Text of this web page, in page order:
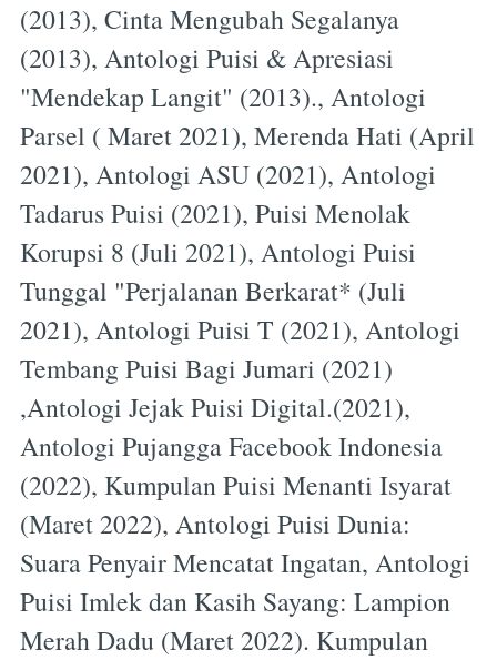
(2013), Cinta Mengubah Segalanya
(2013), Antologi Puisi & Apresiasi
"Mendekap Langit" (2013)., Antologi
Parsel ( Maret 2021), Merenda Hati (April
2021), Antologi ASU (2021), Antologi
Tadarus Puisi (2021), Puisi Menolak
Korupsi 8 (Juli 2021), Antologi Puisi
Tunggal "Perjalanan Berkarat* (Juli
2021), Antologi Puisi T (2021), Antologi
Tembang Puisi Bagi Jumari (2021)
,Antologi Jejak Puisi Digital.(2021),
Antologi Pujangga Facebook Indonesia
(2022), Kumpulan Puisi Menanti Isyarat
(Maret 2022), Antologi Puisi Dunia:
Suara Penyair Mencatat Ingatan, Antologi
Puisi Imlek dan Kasih Sayang: Lampion
Merah Dadu (Maret 2022). Kumpulan